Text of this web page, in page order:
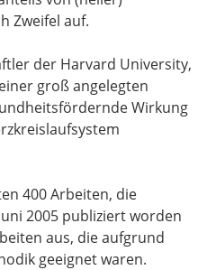
Zweifel auf.
der Harvard University,
groß angelegten
Wirkung
400 Arbeiten, die
2005 publiziert worden
aus, die aufgrund
geeignet waren.